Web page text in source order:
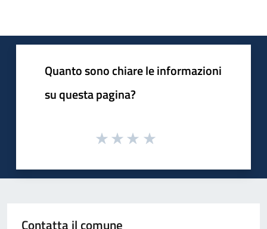
Quanto sono chiare le informazioni
su questa pagina?
Contatta il comune